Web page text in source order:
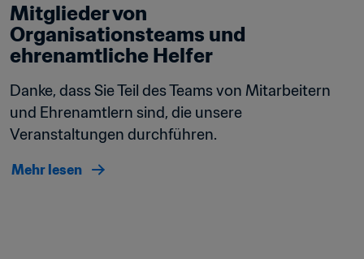
Mitglieder von
Organisationsteams und
ehrenamtliche Helfer
Danke, dass Sie Teil des Teams von Mitarbeitern
und Ehrenamtlern sind, die unsere
Veranstaltungen durchführen.
Mehr lesen